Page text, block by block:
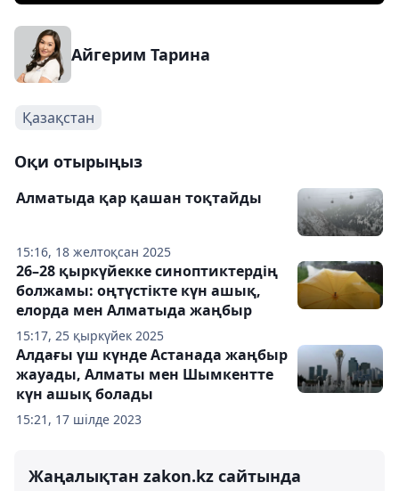
Айгерим Тарина
Қазақстан
Оқи отырыңыз
15:16, 18 желтоқсан 2025
Алматыда қар қашан тоқтайды
15:17, 25 қыркүйек 2025
26–28 қыркүйекке синоптиктердің
болжамы: оңтүстікте күн ашық,
елорда мен Алматыда жаңбыр
15:21, 17 шілде 2023
Алдағы үш күнде Астанада жаңбыр
жауады, Алматы мен Шымкентте
күн ашық болады
Жаңалықтан zakon.kz сайтында